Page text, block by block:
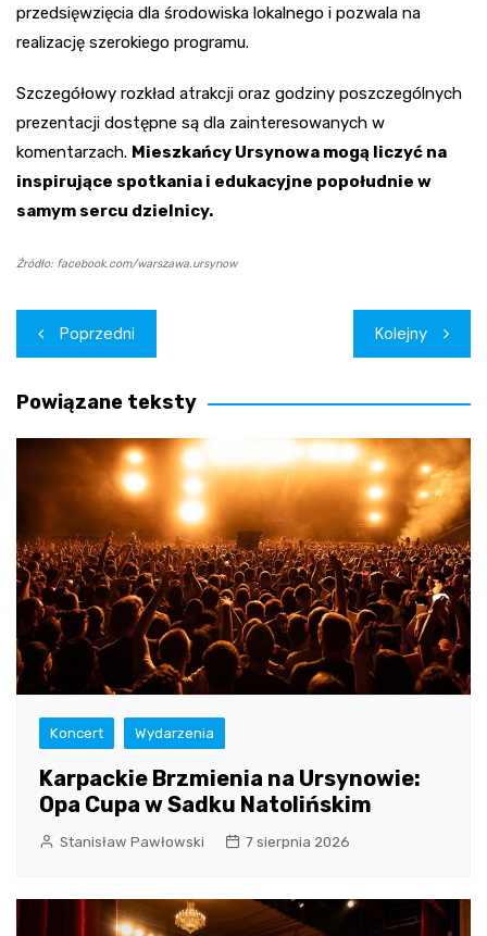
przedsięwzięcia dla środowiska lokalnego i pozwala na
realizację szerokiego programu.
Szczegółowy rozkład atrakcji oraz godziny poszczególnych
prezentacji dostępne są dla zainteresowanych w
komentarzach. Mieszkańcy Ursynowa mogą liczyć na
inspirujące spotkania i edukacyjne popołudnie w
samym sercu dzielnicy.
Źródło: facebook.com/warszawa.ursynow
Nawigacja
wpisu
Poprzedni Kolejny
Powiązane teksty
Koncert Wydarzenia
Karpackie Brzmienia na Ursynowie:
Opa Cupa w Sadku Natolińskim
Stanisław Pawłowski 7 sierpnia 2026